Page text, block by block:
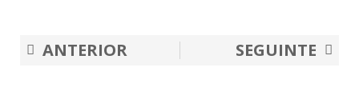
Prev
ANTERIOR SEGUINTE